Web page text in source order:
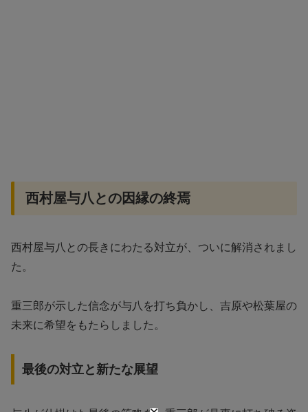
西村屋与八との因縁の終焉
西村屋与八との長きにわたる対立が、ついに解消されまし
た。
重三郎が示した信念が与八を打ち負かし、吉原や松葉屋の
未来に希望をもたらしました。
最後の対立と新たな展望